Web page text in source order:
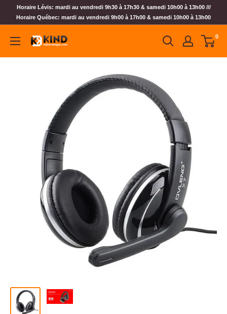
Horaire Lévis: mardi au vendredi 9h30 à 17h30 & samedi 10h00 à 13h00 ///
Horaire Québec: mardi au vendredi 9h00 à 17h00 & samedi 10h00 à 13h00
0